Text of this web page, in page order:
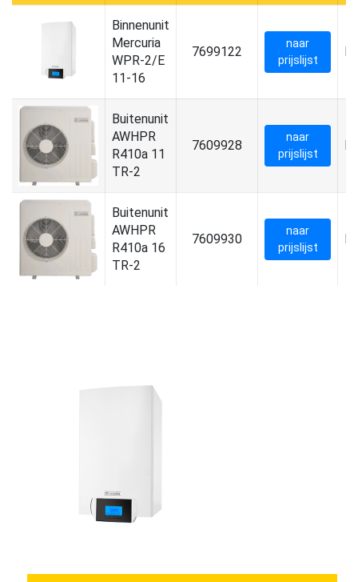
Binnenunit
Mercuria
WPR-2/E
11-16
7699122
naar
prijslijst
Buitenunit
AWHPR
R410a 11
TR-2
7609928
naar
prijslijst
Buitenunit
AWHPR
R410a 16
TR-2
7609930
naar
prijslijst